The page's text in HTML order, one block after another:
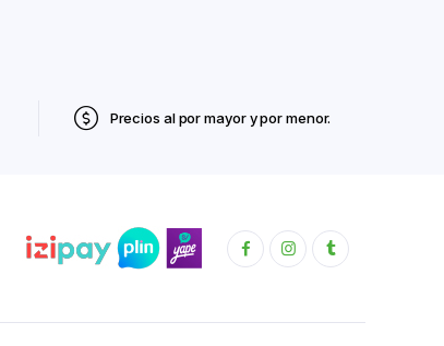
Precios al por mayor y por menor.